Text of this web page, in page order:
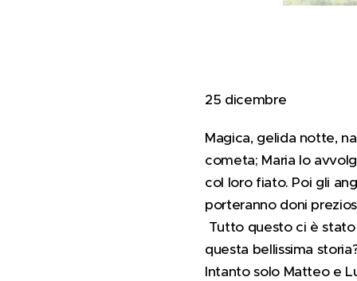
25 dicembre
Magica, gelida notte,
cometa; Maria lo
col loro fiato. Poi gli
porteranno doni
Tutto questo ci è
questa bellissima
Intanto solo Matteo e